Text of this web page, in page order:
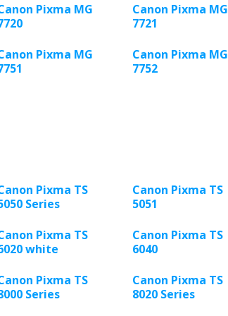
Pixma MG
Canon Pixma MG
7721
Pixma MG
Canon Pixma MG
7752
Pixma TS
Series
Canon Pixma TS
5051
Pixma TS
white
Canon Pixma TS
6040
Pixma TS
Series
Canon Pixma TS
8020 Series